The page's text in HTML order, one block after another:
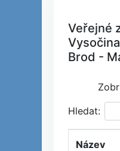
Veřejné
Brod -
Hledat:
Název